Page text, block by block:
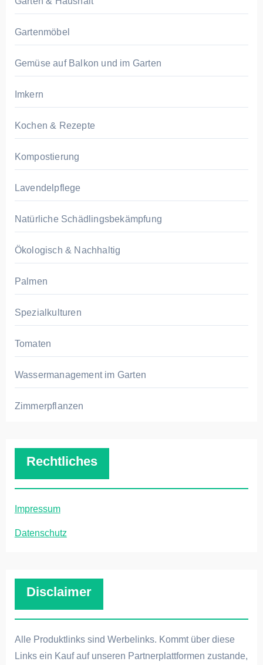
Gartenmöbel
Gemüse auf Balkon und im Garten
Imkern
Kochen & Rezepte
Kompostierung
Lavendelpflege
Natürliche Schädlingsbekämpfung
Ökologisch & Nachhaltig
Palmen
Spezialkulturen
Tomaten
Wassermanagement im Garten
Zimmerpflanzen
Rechtliches
Impressum
Datenschutz
Disclaimer
Alle Produktlinks sind Werbelinks. Kommt über diese
Links ein Kauf auf unseren Partnerplattformen zustande,